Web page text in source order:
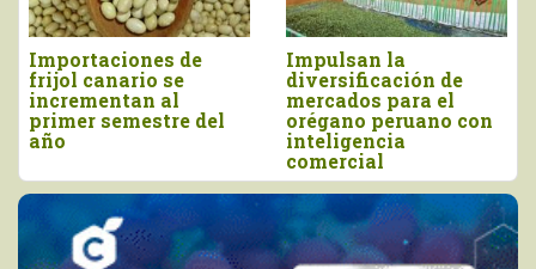
Impulsan la
diversificación de
mercados para el
orégano peruano con
Perú importó vino
más de US$ 16,4
millones, entre
y junio